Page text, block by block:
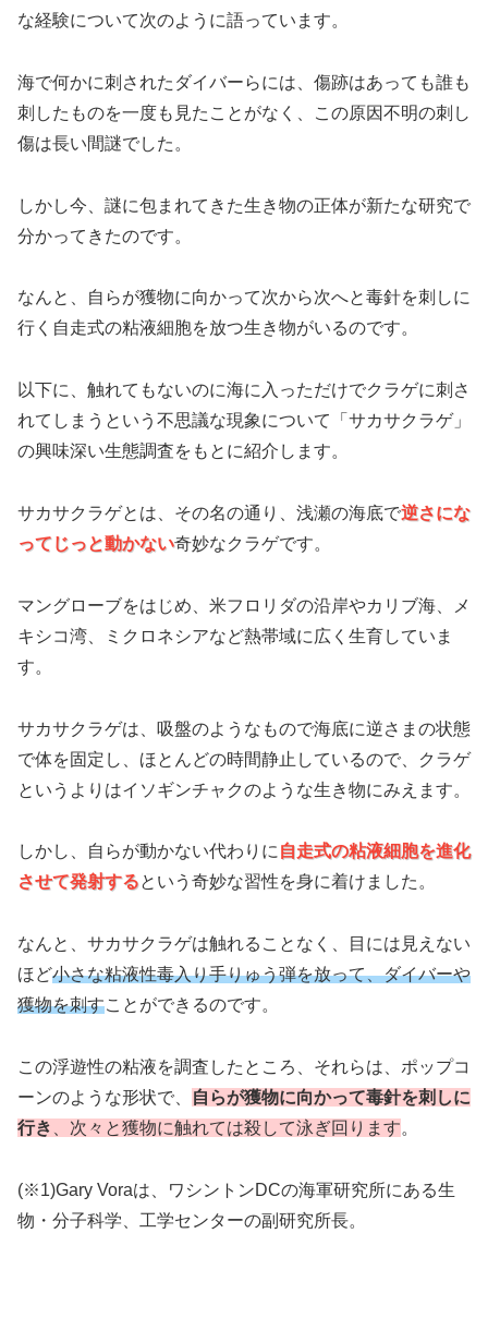
な経験について次のように語っています。
海で何かに刺されたダイバーらには、傷跡はあっても誰も
刺したものを一度も見たことがなく、この原因不明の刺し
傷は長い間謎でした。
しかし今、謎に包まれてきた生き物の正体が新たな研究で
分かってきたのです。
なんと、自らが獲物に向かって次から次へと毒針を刺しに
行く自走式の粘液細胞を放つ生き物がいるのです。
以下に、触れてもないのに海に入っただけでクラゲに刺さ
れてしまうという不思議な現象について「サカサクラゲ」
の興味深い生態調査をもとに紹介します。
サカサクラゲとは、その名の通り、浅瀬の海底で逆さにな
ってじっと動かない奇妙なクラゲです。
マングローブをはじめ、米フロリダの沿岸やカリブ海、メ
キシコ湾、ミクロネシアなど熱帯域に広く生育していま
す。
サカサクラゲは、吸盤のようなもので海底に逆さまの状態
で体を固定し、ほとんどの時間静止しているので、クラゲ
というよりはイソギンチャクのような生き物にみえます。
しかし、自らが動かない代わりに 自走式の粘液細胞を進化
させて発射するという奇妙な習性を身に着けました。
なんと、サカサクラゲは触れることなく、目には見えない
ほど小さな粘液性毒入り手りゅう弾を放って、ダイバーや
獲物を刺すことができるのです。
この浮遊性の粘液を調査したところ、それらは、ポップコ
ーンのような形状で、
自らが獲物に向かって毒針を刺しに
行き
、次々と獲物に触れては殺して泳ぎ回ります。
(※1)Gary Voraは、ワシントンDCの海軍研究所にある生
物・分子科学、工学センターの副研究所長。